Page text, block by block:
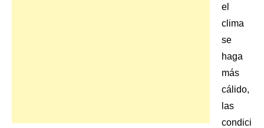
el
clima
se
haga
más
cálido,
las
condici